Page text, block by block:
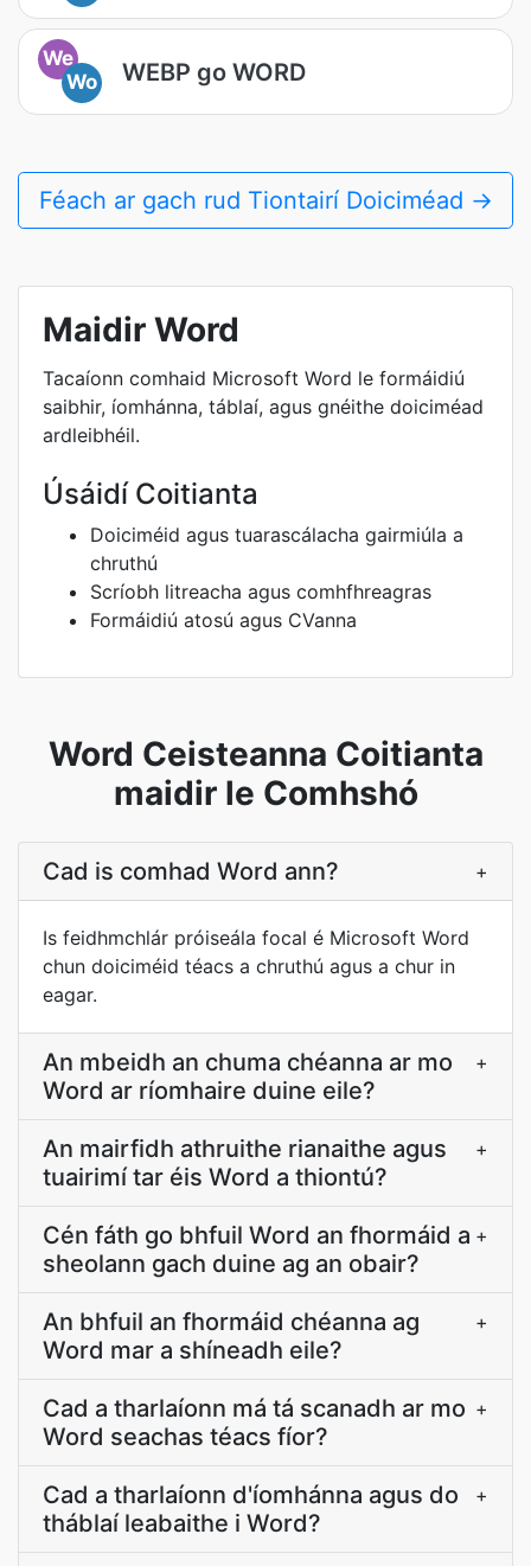
We
Wo
WEBP go WORD
Féach ar gach rud Tiontairí Doiciméad →
Maidir Word
Tacaíonn comhaid Microsoft Word le formáidiú
saibhir, íomhánna, táblaí, agus gnéithe doiciméad
ardleibhéil.
Úsáidí Coitianta
Doiciméid agus tuarascálacha gairmiúla a
chruthú
Scríobh litreacha agus comhfhreagras
Formáidiú atosú agus CVanna
Word Ceisteanna Coitianta
maidir le Comhshó
Cad is comhad Word ann? +
Is feidhmchlár próiseála focal é Microsoft Word
chun doiciméid téacs a chruthú agus a chur in
eagar.
An mbeidh an chuma chéanna ar mo
Word ar ríomhaire duine eile?
+
An mairfidh athruithe rianaithe agus
tuairimí tar éis Word a thiontú?
+
Cén fáth go bhfuil Word an fhormáid a
sheolann gach duine ag an obair?
+
An bhfuil an fhormáid chéanna ag
Word mar a shíneadh eile?
+
Cad a tharlaíonn má tá scanadh ar mo
Word seachas téacs fíor?
+
Cad a tharlaíonn d'íomhánna agus do
tháblaí leabaithe i Word?
+